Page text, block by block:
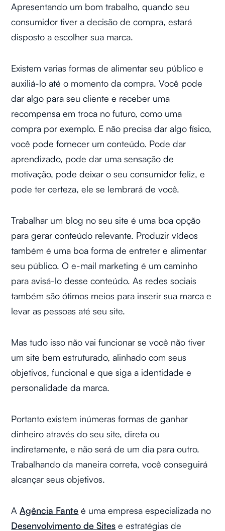
Apresentando um bom trabalho, quando seu
consumidor tiver a decisão de compra, estará
disposto a escolher sua marca.
Existem varias formas de alimentar seu público e
auxiliá-lo até o momento da compra. Você pode
dar algo para seu cliente e receber uma
recompensa em troca no futuro, como uma
compra por exemplo. E não precisa dar algo físico,
você pode fornecer um conteúdo. Pode dar
aprendizado, pode dar uma sensação de
motivação, pode deixar o seu consumidor feliz, e
pode ter certeza, ele se lembrará de você.
Trabalhar um blog no seu site é uma boa opção
para gerar conteúdo relevante. Produzir vídeos
também é uma boa forma de entreter e alimentar
seu público. O e-mail marketing é um caminho
para avisá-lo desse conteúdo. As redes sociais
também são ótimos meios para inserir sua marca e
levar as pessoas até seu site.
Mas tudo isso não vai funcionar se você não tiver
um site bem estruturado, alinhado com seus
objetivos, funcional e que siga a identidade e
personalidade da marca.
Portanto existem inúmeras formas de ganhar
dinheiro através do seu site, direta ou
indiretamente, e não será de um dia para outro.
Trabalhando da maneira correta, você conseguirá
alcançar seus objetivos.
AAgência Fante é uma empresa especializada no
Desenvolvimento de Sites e estratégias de